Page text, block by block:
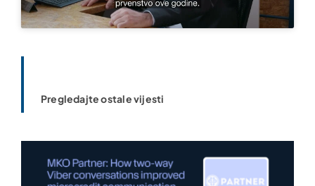
Pregledajte ostale vijesti